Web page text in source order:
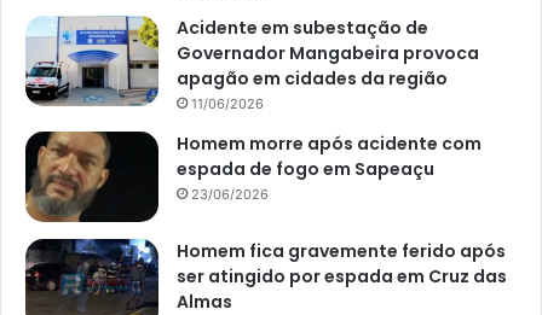
Acidente em subestação de
Governador Mangabeira provoca
apagão em cidades da região
11/06/2026
Homem morre após acidente com
espada de fogo em Sapeaçu
23/06/2026
Homem fica gravemente ferido após
ser atingido por espada em Cruz das
Almas